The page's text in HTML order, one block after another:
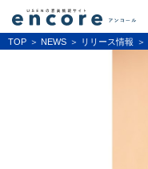
TOP NEWS リリース情報